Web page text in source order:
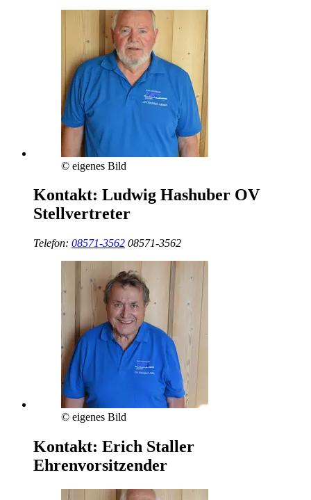
© eigenes Bild
Kontakt: Ludwig Hashuber OV
Stellvertreter
Telefon: 08571-3562 08571-3562
© eigenes Bild
Kontakt: Erich Staller
Ehrenvorsitzender